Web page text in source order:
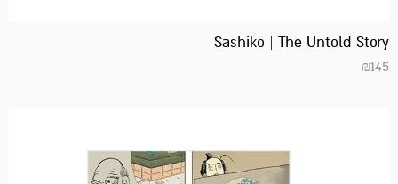
Sashiko | The Untold Story
₪145